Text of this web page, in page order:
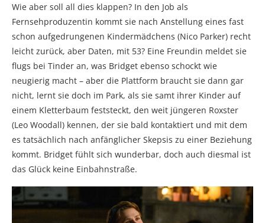
Wie aber soll all dies klappen? In den Job als
Fernsehproduzentin kommt sie nach Anstellung eines fast
schon aufgedrungenen Kindermädchens (Nico Parker) recht
leicht zurück, aber Daten, mit 53? Eine Freundin meldet sie
flugs bei Tinder an, was Bridget ebenso schockt wie
neugierig macht – aber die Plattform braucht sie dann gar
nicht, lernt sie doch im Park, als sie samt ihrer Kinder auf
einem Kletterbaum feststeckt, den weit jüngeren Roxster
(Leo Woodall) kennen, der sie bald kontaktiert und mit dem
es tatsächlich nach anfänglicher Skepsis zu einer Beziehung
kommt. Bridget fühlt sich wunderbar, doch auch diesmal ist
das Glück keine Einbahnstraße.